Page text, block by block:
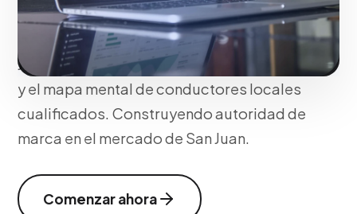
búsquedas patrocinadas dentro de
Waze, asegurando que tu negocio en San
Juan físico esté presente en la ruta diaria
y el mapa mental de conductores locales
cualificados. Construyendo autoridad de
marca en el mercado de San Juan.
Comenzar ahora